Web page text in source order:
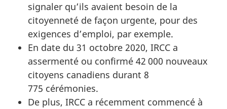
signaler qu’ils avaient besoin de la
citoyenneté de façon urgente, pour des
exigences d’emploi, par exemple.
En date du 31 octobre 2020, IRCC a
assermenté ou confirmé 42 000 nouveaux
citoyens canadiens durant 8
775 cérémonies.
De plus, IRCC a récemment commencé à